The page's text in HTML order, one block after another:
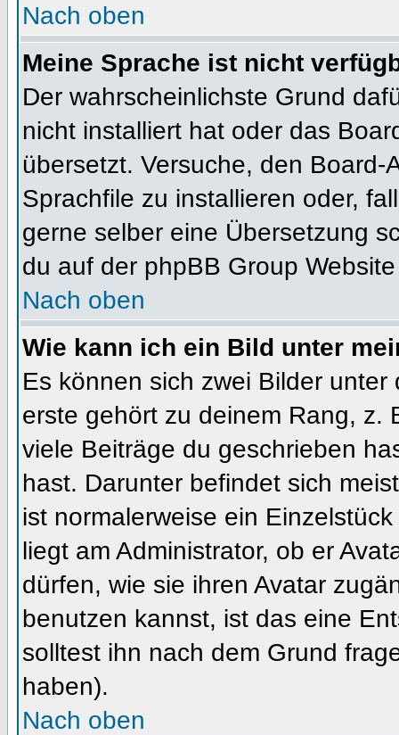
Nach oben
Meine Sprache ist nicht
Der wahrscheinlichste Grund
nicht installiert hat oder das
übersetzt. Versuche, den
Sprachfile zu installieren oder,
gerne selber eine Übersetzung
du auf der phpBB Group
Nach oben
Wie kann ich ein Bild unter
Es können sich zwei Bilder
erste gehört zu deinem Rang, z.
viele Beiträge du geschrieben
hast. Darunter befindet sich
ist normalerweise ein
liegt am Administrator, ob er
dürfen, wie sie ihren Avatar
benutzen kannst, ist das eine
solltest ihn nach dem Grund
haben).
Nach oben